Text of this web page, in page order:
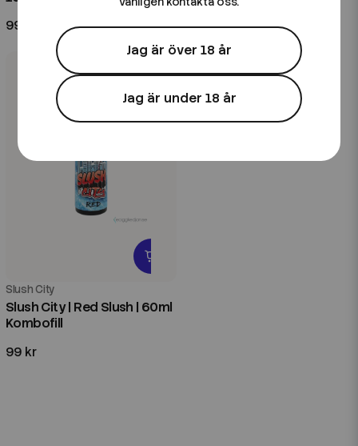
99 kr
99 kr
Slush City
Slush City | Red Slush | 60ml
Kombofill
99 kr
Jag är över 18 år
Jag är under 18 år